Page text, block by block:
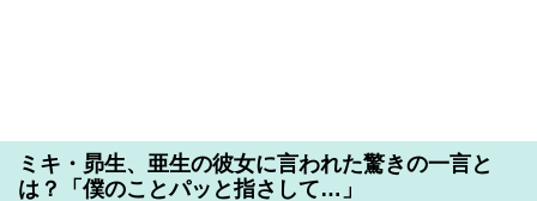
ミキ・昴生、亜生の彼女に言われた驚きの一言と
は？「僕のことパッと指さして…」